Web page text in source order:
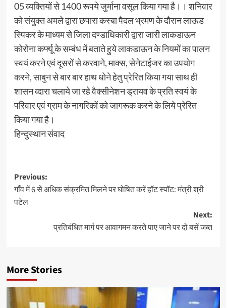
05 व्यक्तियों से 1400 रूपये जुर्माना वसूल किया गया है।। शनिवार
को संयुक्त अमले द्वारा छपारा कस्बा पैदल भ्रमण के दौरान लाऊड
स्पिकर के माध्यम से जिला दण्डाधिकारी द्वारा जारी लाकडाऊन
कोरोना कर्फ्यू के सम्बंध में बताते हुये लाकडाऊन के नियमों का पालन
स्वयं करने एवं दूसरों से करवाने, माक्स, सेनेटाईजर का उपयोग
करने, साबुन से बार बार हाथ धोने हेतु प्रेरित किया गया साथ ही
शासन व्दारा चलाये जा रहे वैक्सीनेशन ड्रायव के प्रति स्वयं के
परिवार एवं ग्राम के नागरिकों को जागरूक करने के लिये प्रेरित
किया गया है।
हिन्दुस्थान संवाद
Post
navigation
Previous:
गाँव में 6 से अधिक संक्रमित मिलने पर घोषित करें हॉट स्पॉट: मंत्री श्री
पटेल
Next:
प्रतिबंधित मार्ग पर आवागमन करते पाए जाने पर दो बसें जब्त
More Stories